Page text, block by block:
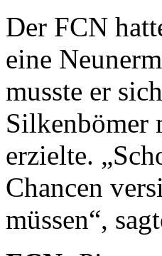
Der FCN
eine
musste er
Silkenbömer
erzielte.
Chancen
müssen“,